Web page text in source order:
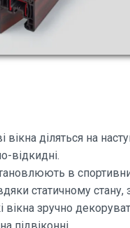
діляться на
відкидні.
в
статичному
вікна зручно
підвіконні.